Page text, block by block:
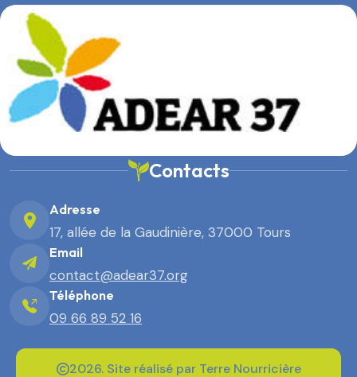
Contacts
Adresse
17, allée de la Gaudinière, 37000 Tours
Email
contact@adear37.org
Téléphone
09 66 89 52 16
2026. Site réalisé par Terre Nourricière